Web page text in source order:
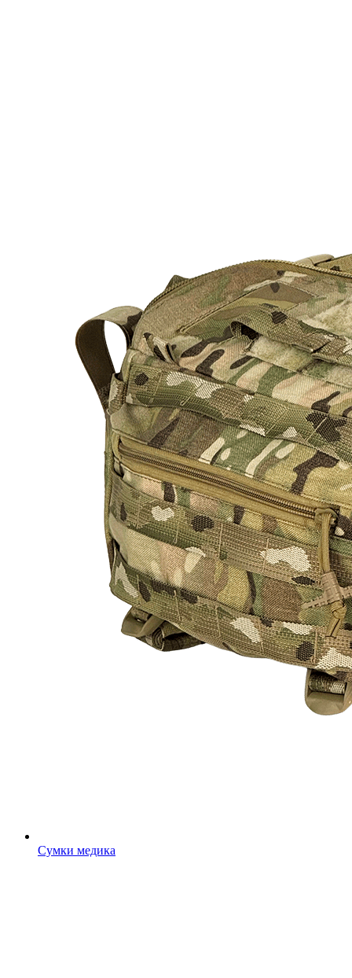
Сумки медика